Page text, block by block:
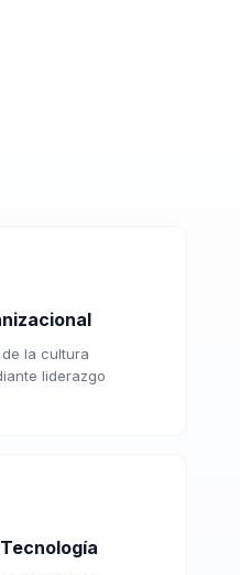
la cultura
liderazgo